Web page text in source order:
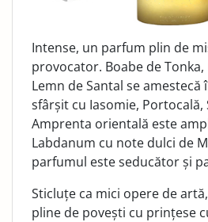
Intense, un parfum plin de
provocator. Boabe de Tonka,
Lemn de Santal se
sfârșit cu Iasomie,
Amprenta orientală este
Labdanum cu note dulci de
parfumul este seducător și
Sticluțe ca mici opere de
pline de povești cu prințese